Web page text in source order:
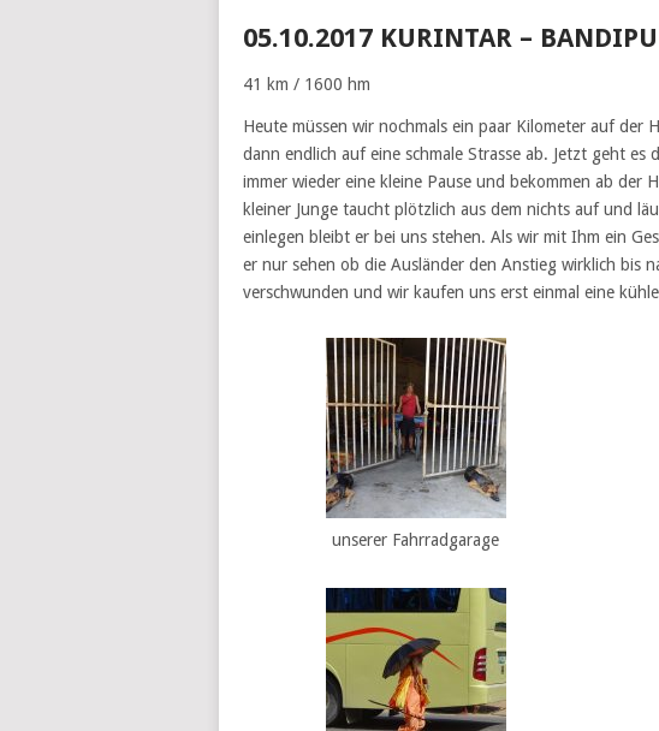
05.10.2017 KURINTAR –
41 km / 1600 hm
Heute müssen wir nochmals ein paar Kilometer auf
dann endlich auf eine schmale Strasse ab. Jetzt geht
immer wieder eine kleine Pause und bekommen ab der
kleiner Junge taucht plötzlich aus dem nichts auf und
einlegen bleibt er bei uns stehen. Als wir mit Ihm ein
er nur sehen ob die Ausländer den Anstieg wirklich bis
verschwunden und wir kaufen uns erst einmal eine
unserer Fahrradgarage